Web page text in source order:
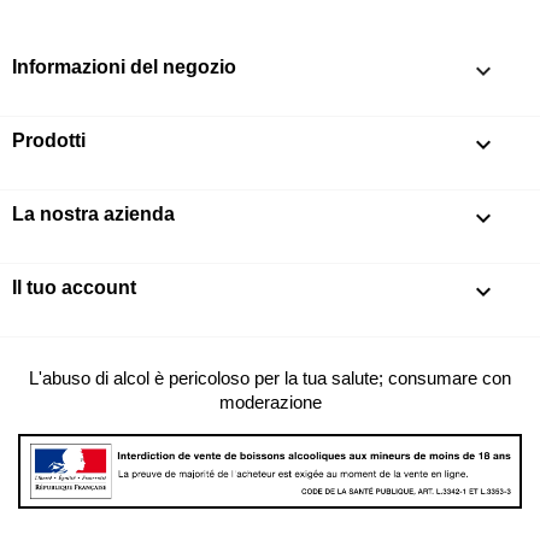
Informazioni del negozio keyboard_arrow_down
Prodotti 
La nostra azienda 
Il tuo account 
L'abuso di alcol è pericoloso per la tua salute; consumare con
moderazione